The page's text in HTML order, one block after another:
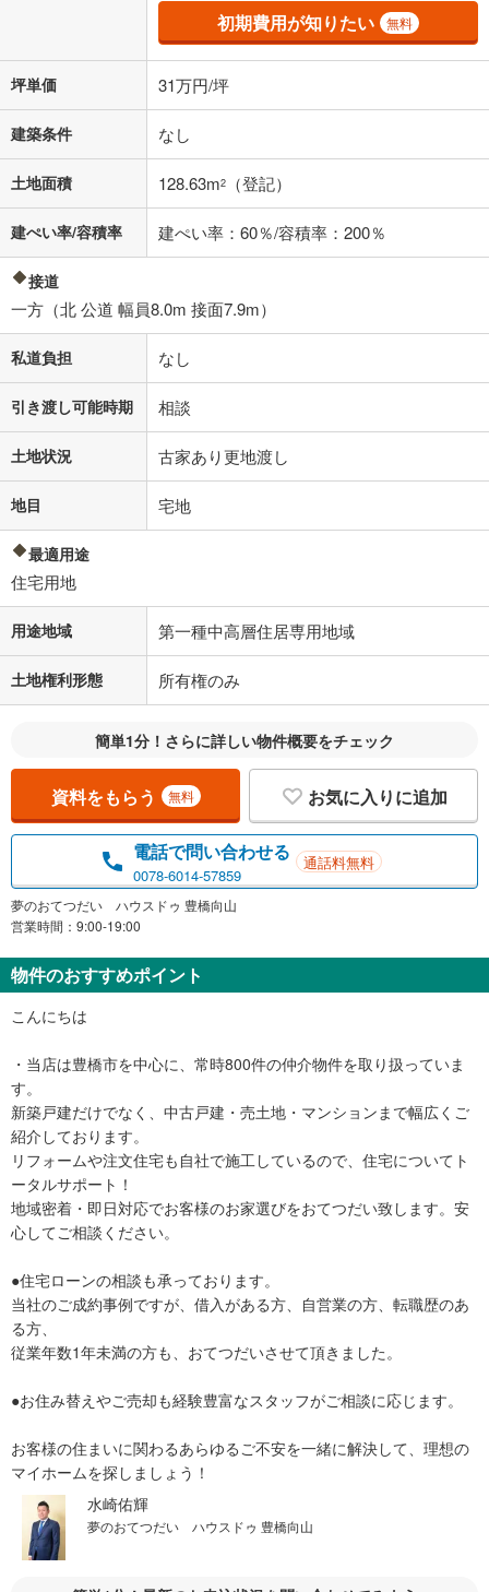
初期費用が知りたい 無料
坪単価 31万円/坪
建築条件 なし
土地面積 128.63m2 （登記）
建ぺい率/容積率 建ぺい率：60％/容積率：200％
接道
一方（北 公道 幅員8.0m 接面7.9m）
私道負担 なし
引き渡し可能時期 相談
土地状況 古家あり更地渡し
地目 宅地
最適用途
住宅用地
用途地域 第一種中高層住居専用地域
土地権利形態 所有権のみ
簡単1分！さらに詳しい物件概要をチェック
資料をもらう 無料 お気に入りに追加
電話で問い合わせる
0078-6014-57859
通話料無料
夢のおてつだい ハウスドゥ 豊橋向山
営業時間：9:00-19:00
物件のおすすめポイント
こんにちは
・当店は豊橋市を中心に、常時800件の仲介物件を取り扱っていま
す。
新築戸建だけでなく、中古戸建・売土地・マンションまで幅広くご
紹介しております。
リフォームや注文住宅も自社で施工しているので、住宅についてト
ータルサポート！
地域密着・即日対応でお客様のお家選びをおてつだい致します。安
心してご相談ください。
●住宅ローンの相談も承っております。
当社のご成約事例ですが、借入がある方、自営業の方、転職歴のあ
る方、
従業年数1年未満の方も、おてつだいさせて頂きました。
●お住み替えやご売却も経験豊富なスタッフがご相談に応じます。
お客様の住まいに関わるあらゆるご不安を一緒に解決して、理想の
マイホームを探しましょう！
水崎佑輝
夢のおてつだい ハウスドゥ 豊橋向山